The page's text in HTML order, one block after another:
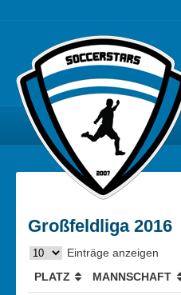
Großfeldliga 2016
Einträge anzeigen
PLATZ
MANNSCHAFT